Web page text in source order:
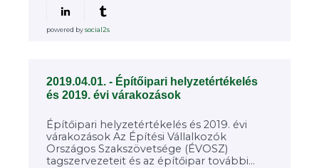
powered bysocial2s
2019.04.01. - Építőipari helyzetértékelés
és 2019. évi várakozások
Építőipari helyzetértékelés és 2019. évi
várakozások Az Építési Vállalkozók
Országos Szakszövetsége (ÉVOSZ)
tagszervezeteit és az építőipar további...